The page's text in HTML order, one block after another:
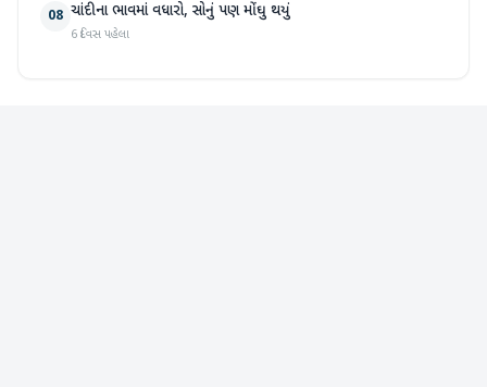
08 ચાંદીના ભાવમાં વધારો, સોનું પણ મોંઘુ થયું
6 દિવસ પહેલા